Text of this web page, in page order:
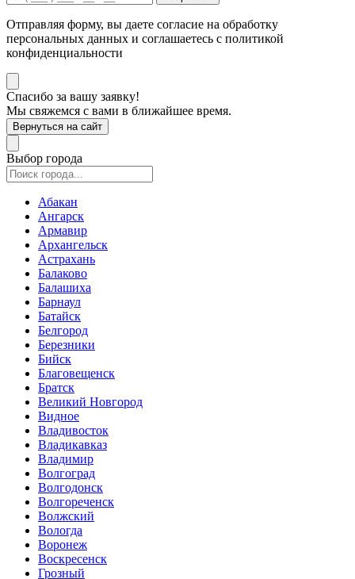
Отправляя форму, вы даете согласие на обработку
персональных данных и соглашаетесь с политикой
конфиденциальности
Спасибо за вашу заявку!
Мы свяжемся с вами в ближайшее время.
Вернуться на сайт
Выбор города
Абакан
Ангарск
Армавир
Архангельск
Астрахань
Балаково
Балашиха
Барнаул
Батайск
Белгород
Березники
Бийск
Благовещенск
Братск
Великий Новгород
Видное
Владивосток
Владикавказ
Владимир
Волгоград
Волгодонск
Волгореченск
Волжский
Вологда
Воронеж
Воскресенск
Грозный